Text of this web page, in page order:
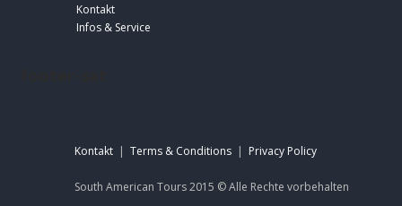
Kontakt
Infos & Service
Kontakt | Terms & Conditions | Privacy Policy
South American Tours 2015 ©Alle Rechte vorbehalten